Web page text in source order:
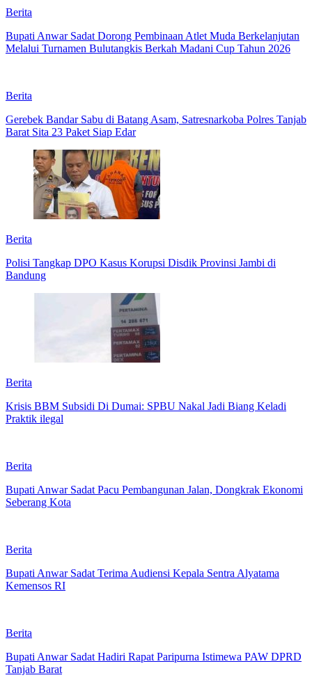
Berita
Bupati Anwar Sadat Dorong Pembinaan Atlet Muda Berkelanjutan
Melalui Turnamen Bulutangkis Berkah Madani Cup Tahun 2026
Berita
Gerebek Bandar Sabu di Batang Asam, Satresnarkoba Polres Tanjab
Barat Sita 23 Paket Siap Edar
Berita
Polisi Tangkap DPO Kasus Korupsi Disdik Provinsi Jambi di
Bandung
Berita
Krisis BBM Subsidi Di Dumai: SPBU Nakal Jadi Biang Keladi
Praktik ilegal
Berita
Bupati Anwar Sadat Pacu Pembangunan Jalan, Dongkrak Ekonomi
Seberang Kota
Berita
Bupati Anwar Sadat Terima Audiensi Kepala Sentra Alyatama
Kemensos RI
Berita
Bupati Anwar Sadat Hadiri Rapat Paripurna Istimewa PAW DPRD
Tanjab Barat